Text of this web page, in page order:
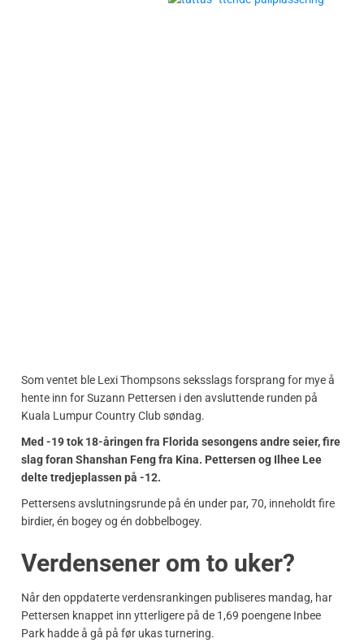
Som ventet ble Lexi Thompsons seksslags forsprang for mye å
hente inn for Suzann Pettersen i den avsluttende runden på
Kuala Lumpur Country Club søndag.
Med -19 tok 18-åringen fra Florida sesongens andre seier, fire
slag foran Shanshan Feng fra Kina. Pettersen og Ilhee Lee
delte tredjeplassen på -12.
Pettersens avslutningsrunde på én under par, 70, inneholdt fire
birdier, én bogey og én dobbelbogey.
Verdensener om to uker?
Når den oppdaterte verdensrankingen publiseres mandag, har
Pettersen knappet inn ytterligere på de 1,69 poengene Inbee
Park hadde å gå på før ukas turnering.